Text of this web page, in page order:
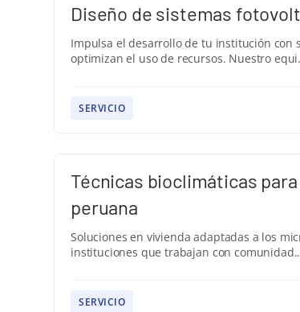
Diseño de sistemas
Impulsa el desarrollo de tu institución con
optimizan el uso de recursos. Nuestro
SERVICIO
Técnicas bioclimáticas
peruana
Soluciones en vivienda adaptadas a los
instituciones que trabajan con
SERVICIO